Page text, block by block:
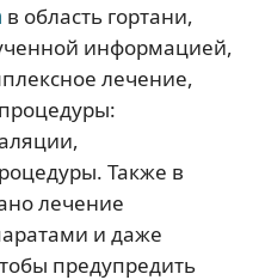
в область гортани,
информацией,
лечение,
Также в
лечение
и даже
предупредить